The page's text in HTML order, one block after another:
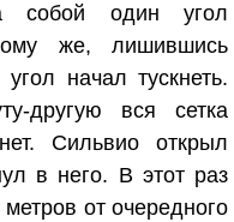
собой один угол
же, лишившись
угол начал тускнеть.
другую вся сетка
Сильвио открыл
в него. В этот раз
от очередного